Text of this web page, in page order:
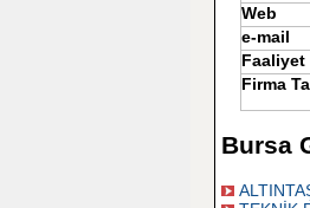
Web
e-mail
Faaliyet
Firma
Bursa